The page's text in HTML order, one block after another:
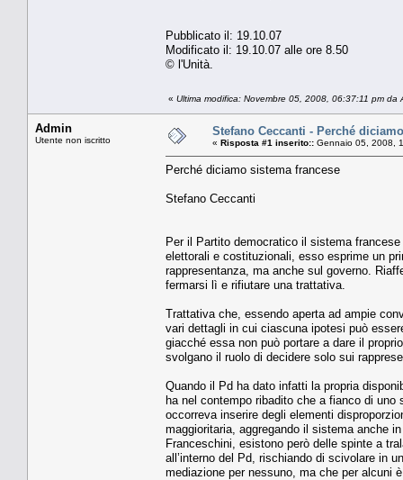
Pubblicato il: 19.10.07
Modificato il: 19.10.07 alle ore 8.50
© l'Unità.
« Ultima modifica: Novembre 05, 2008, 06:37:11 pm da
Admin
Utente non iscritto
Stefano Ceccanti - Perché
« Risposta #1 inserito:: Gennaio 05, 2008,
Perché diciamo sistema francese
Stefano Ceccanti
Per il Partito democratico il sistema
elettorali e costituzionali, esso esprime un
rappresentanza, ma anche sul governo.
fermarsi lì e rifiutare una trattativa.
Trattativa che, essendo aperta ad ampie
vari dettagli in cui ciascuna ipotesi può
giacché essa non può portare a dare il
svolgano il ruolo di decidere solo sui
Quando il Pd ha dato infatti la propria
ha nel contempo ribadito che a fianco di
occorreva inserire degli elementi
maggioritaria, aggregando il sistema anche
Franceschini, esistono però delle spinte a
all’interno del Pd, rischiando di scivolare in
mediazione per nessuno, ma che per alcuni